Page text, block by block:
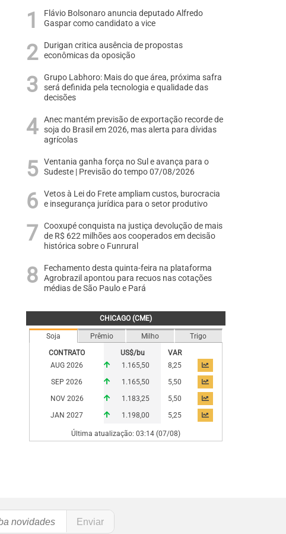
Flávio Bolsonaro anuncia deputado Alfredo
Gaspar como candidato a vice
Durigan critica ausência de propostas
econômicas da oposição
Grupo Labhoro: Mais do que área, próxima safra
será definida pela tecnologia e qualidade das
decisões
Anec mantém previsão de exportação recorde de
soja do Brasil em 2026, mas alerta para dívidas
agrícolas
Ventania ganha força no Sul e avança para o
Sudeste | Previsão do tempo 07/08/2026
Vetos à Lei do Frete ampliam custos, burocracia
e insegurança jurídica para o setor produtivo
Cooxupé conquista na justiça devolução de mais
de R$ 622 milhões aos cooperados em decisão
histórica sobre o Funrural
Fechamento desta quinta-feira na plataforma
Agrobrazil apontou para recuos nas cotações
médias de São Paulo e Pará
CHICAGO (CME)
Soja Prêmio Milho
Trigo
CONTRATO
US$/bu
VAR
AUG 2026
1.165,50
8,25
SEP 2026
1.165,50
5,50
NOV 2026
1.183,25
5,50
JAN 2027
1.198,00 5,25
Última atualização: 03:14 (07/08)